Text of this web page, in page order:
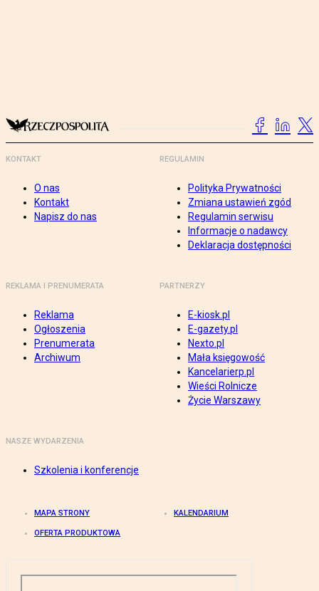
KONTAKT
O nas
Kontakt
Napisz do nas
REGULAMIN
Polityka Prywatności
Zmiana ustawień zgód
Regulamin serwisu
Informacje o nadawcy
Deklaracja dostępności
REKLAMA I PRENUMERATA
Reklama
Ogłoszenia
Prenumerata
Archiwum
PARTNERZY
E-kiosk.pl
E-gazety.pl
Nexto.pl
Mała księgowość
Kancelarierp.pl
Wieści Rolnicze
Życie Warszawy
NASZE WYDARZENIA
Szkolenia i konferencje
MAPA STRONY KALENDARIUM
OFERTA PRODUKTOWA